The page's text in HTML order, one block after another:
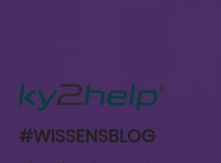
#WISSENSBLOG